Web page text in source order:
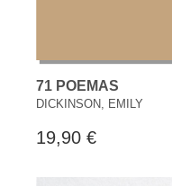
71 POEMAS
DICKINSON, EMILY
19,90 €